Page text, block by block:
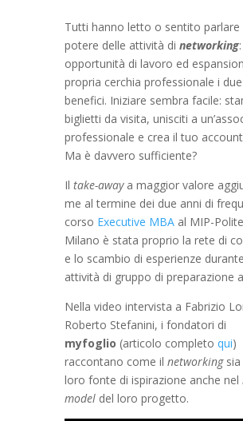
Tutti hanno letto o sentito parlare
potere delle attività di networking
opportunità di lavoro ed
propria cerchia professionale i
benefici. Iniziare sembra facile:
biglietti da visita, unisciti a
professionale e crea il tuo
Ma è davvero sufficiente?
Il take-awaya maggior valore
me al termine dei due anni di
corso Executive MBAal MIP-
Milano è stata proprio la rete di
e lo scambio di esperienze
attività di gruppo di preparazione
Nella video intervista a Fabrizio
Roberto Stefanini, i fondatori di
myfoglio (articolo completo qui)
raccontano come il networkingsia
loro fonte di ispirazione anche nel
modeldel loro progetto.